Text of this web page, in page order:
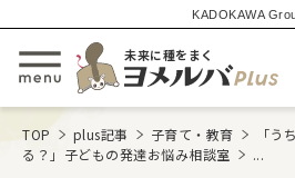
KADOKAWA
メニューを開閉する
未来に種をまく
TOP plus記事 子育て・教育
「う
る？」子どもの発達お悩み相談室
...